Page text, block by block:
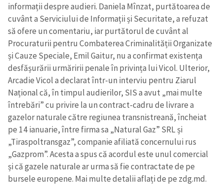
Trimite o informație
Despre ZdG
in English
на русском
informații despre audieri. Daniela Mînzat, purtătoarea de
cuvânt a Serviciului de Informații și Securitate, a refuzat
să ofere un comentariu, iar purtătorul de cuvânt al
Procuraturii pentru Combaterea Criminalității Organizate
și Cauze Speciale, Emil Gaitur, nu a confirmat existența
desfășurării urmăririi penale în privința lui Vicol. Ulterior,
Arcadie Vicol a declarat într-un interviu pentru Ziarul
Național că, în timpul audierilor, SIS a avut „mai multe
întrebări” cu privire la un contract-cadru de livrare a
gazelor naturale către regiunea transnistreană, încheiat
pe 14 ianuarie, între firma sa „Natural Gaz” SRL și
„Tiraspoltransgaz”, companie afiliată concernului rus
„Gazprom”. Acesta a spus că acordul este unul comercial
și că gazele naturale ar urma să fie contractate de pe
bursele europene. Mai multe detalii aflați de pe zdg.md.